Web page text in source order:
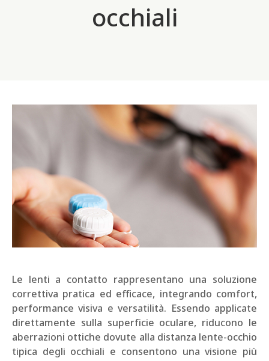
occhiali
Le lenti a contatto rappresentano una soluzione
correttiva pratica ed efficace, integrando comfort,
performance visiva e versatilità. Essendo applicate
direttamente sulla superficie oculare, riducono le
aberrazioni ottiche dovute alla distanza lente-occhio
tipica degli occhiali e consentono una visione più